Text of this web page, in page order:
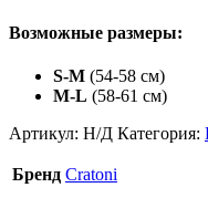
Возможные размеры:
S-M (54-58 см)
M-L (58-61 см)
Артикул: Н/Д Категория:
Бренд Cratoni